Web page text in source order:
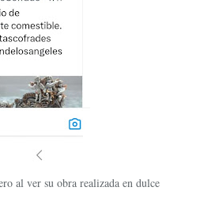
al ver su obra realizada en dulce